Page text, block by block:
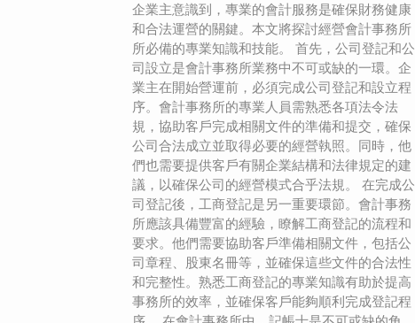
企業主意識到，專業的會計服務是確保財務健康
和合法運營的關鍵。本文將探討經營會計事務所
所必備的專業知識和技能。 首先，公司登記和公
司設立是會計事務所業務中不可或缺的一環。企
業主在開始營運前，必須完成公司登記和設立程
序。會計事務所的專業人員需熟悉各項法令法
規，協助客戶完成相關文件的準備和提交，確保
公司合法成立並取得必要的經營執照。同時，他
們也需要提供客戶有關企業結構和法律規定的建
議，以確保公司的經營模式合乎法規。 在完成公
司登記後，工商登記是另一重要環節。會計事務
所應該具備豐富的經驗，瞭解工商登記的流程和
要求。他們需要協助客戶準備相關文件，包括公
司章程、股東名冊等，並確保這些文件的合法性
和完整性。熟悉工商登記的專業知識有助於提高
事務所的效率，並確保客戶能夠順利完成登記程